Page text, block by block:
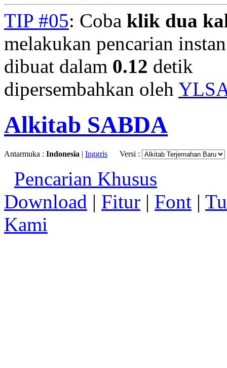
TIP #05: Coba klik dua
melakukan pencarian
dibuat dalam 0.12 detik
dipersembahkan oleh
Alkitab SABDA
Antarmuka : Indonesia | Inggris Versi :
Pencarian Khusus
Download | Fitur | Font |
Kami